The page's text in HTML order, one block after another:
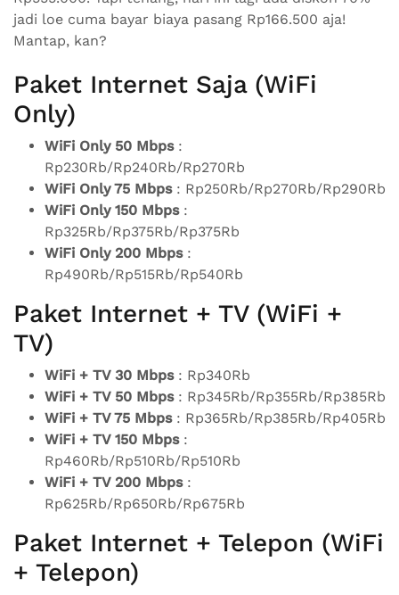
jadi loe cuma bayar biaya pasang Rp166.500 aja!
Mantap, kan?
Paket Internet Saja (WiFi
Only)
WiFi Only 50 Mbps:
Rp230Rb/Rp240Rb/Rp270Rb
WiFi Only 75 Mbps: Rp250Rb/Rp270Rb/Rp290Rb
WiFi Only 150 Mbps:
Rp325Rb/Rp375Rb/Rp375Rb
WiFi Only 200 Mbps:
Rp490Rb/Rp515Rb/Rp540Rb
Paket Internet + TV (WiFi +
TV)
WiFi + TV 30 Mbps: Rp340Rb
WiFi + TV 50 Mbps: Rp345Rb/Rp355Rb/Rp385Rb
WiFi + TV 75 Mbps: Rp365Rb/Rp385Rb/Rp405Rb
WiFi + TV 150 Mbps:
Rp460Rb/Rp510Rb/Rp510Rb
WiFi + TV 200 Mbps:
Rp625Rb/Rp650Rb/Rp675Rb
Paket Internet + Telepon (WiFi
+ Telepon)